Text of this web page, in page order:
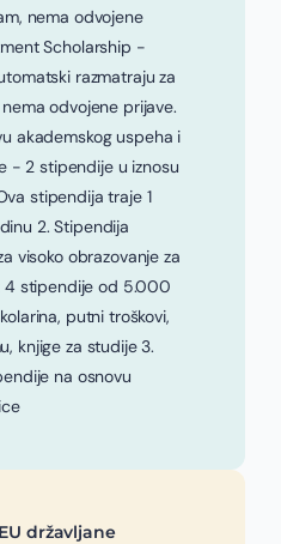
nema odvojene
Scholarship -
razmatraju za
odvojene prijave.
akademskog uspeha i
- 2 stipendije u iznosu
stipendija traje 1
2. Stipendija
visoko obrazovanje za
4 stipendije od 5.000
putni troškovi,
knjige za studije 3.
na osnovu
državljane